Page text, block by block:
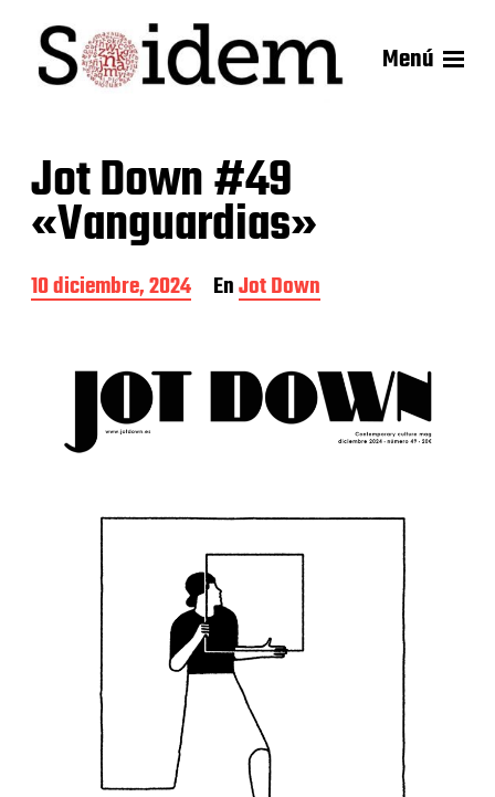
Menú
Jot Down #49
«Vanguardias»
F
e
10 diciembre, 2024 EnJot Down